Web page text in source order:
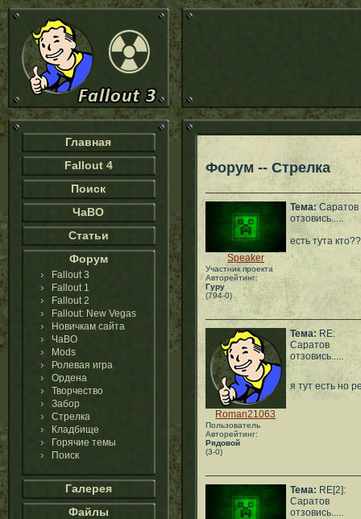
Главная
Fallout 4
Поиск
ЧаВО
Статьи
Форум
Fallout 3
Fallout 1
Fallout 2
Fallout: New Vegas
Новичкам сайта
ЧаВО
Mods
Ролевая игра
Ордена
Творчество
Забор
Стрелка
Кладбище
Горячие темы
Поиск
Галерея
Файлы
Форум -- Стрелка
Speaker
Участник проекта
Авторейтинг:
Гуру
(794-0)
Тема: Саратов
отзовись.....
есть тута
Roman21063
Пользователь
Авторейтинг:
Рядовой
(3-0)
Тема: RE:
Саратов
отзовись.....
я тут есть но
Тема: RE[2]:
Саратов
отзовись.....